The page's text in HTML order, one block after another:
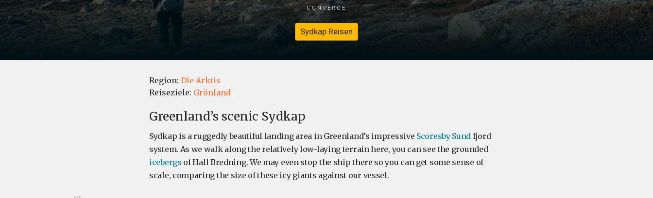
converge
Sydkap Reisen
Region: Die Arktis
Reiseziele: Grönland
Greenland’s scenic Sydkap
Sydkap is a ruggedly beautiful landing area in Greenland’s impressive Scoresby Sund fjord
system. As we walk along the relatively low-laying terrain here, you can see the grounded
icebergs of Hall Bredning. We may even stop the ship there so you can get some sense of
scale, comparing the size of these icy giants against our vessel.